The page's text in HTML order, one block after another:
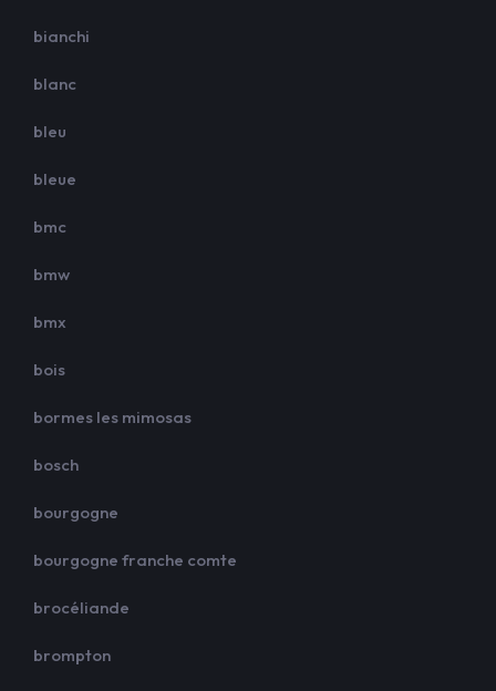
bianchi
blanc
bleu
bleue
bmc
bmw
bmx
bois
bormes les mimosas
bosch
bourgogne
bourgogne franche comte
brocéliande
brompton